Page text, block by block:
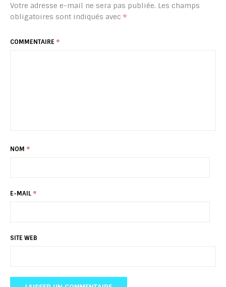
Votre adresse e-mail ne sera pas publiée. Les champs
obligatoires sont indiqués avec *
COMMENTAIRE *
NOM *
E-MAIL *
SITE WEB